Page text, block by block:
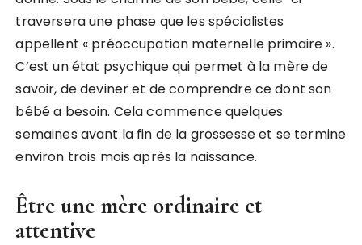
traversera une phase que les spécialistes
appellent « préoccupation maternelle primaire ».
C’est un état psychique qui permet à la mère de
savoir, de deviner et de comprendre ce dont son
bébé a besoin. Cela commence quelques
semaines avant la fin de la grossesse et se termine
environ trois mois après la naissance.
Être une mère ordinaire et
attentive